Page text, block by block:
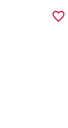
favorite_border